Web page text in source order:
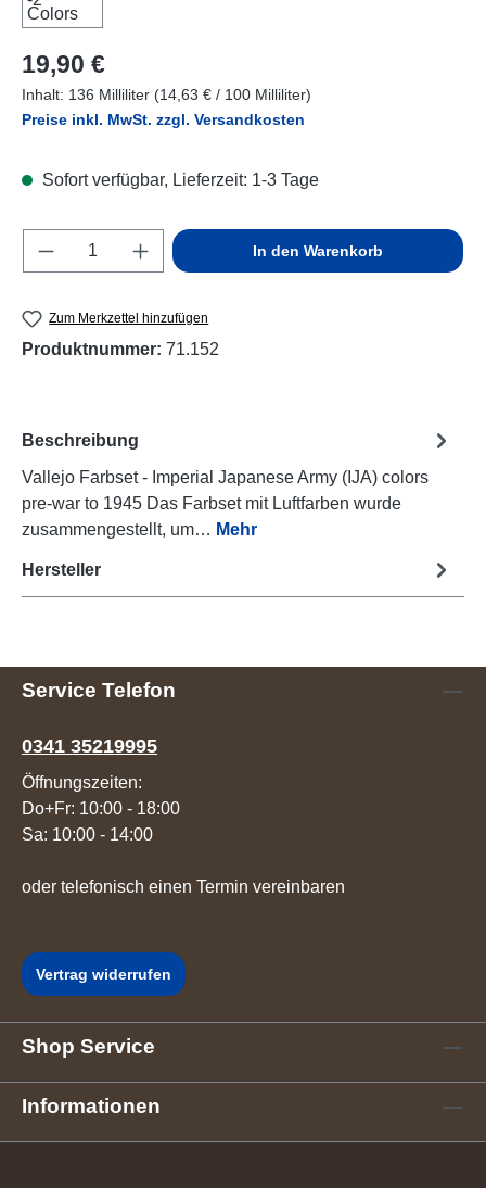
Regulärer Preis:
19,90 €
Inhalt: 136 Milliliter (14,63 € / 100 Milliliter)
Preise inkl. MwSt. zzgl. Versandkosten
Sofort verfügbar, Lieferzeit: 1-3 Tage
Produkt Anzahl: Gib den gewünschten
In den Warenkorb
Zum Merkzettel hinzufügen
Produktnummer: 71.152
Beschreibung
Vallejo Farbset - Imperial Japanese Army (IJA) colors
pre-war to 1945 Das Farbset mit Luftfarben wurde
zusammengestellt, um… Mehr
Hersteller
Service Telefon
0341 35219995
Öffnungszeiten:
Do+Fr: 10:00 - 18:00
Sa: 10:00 - 14:00
oder telefonisch einen Termin vereinbaren
Vertrag widerrufen
Shop Service
Informationen